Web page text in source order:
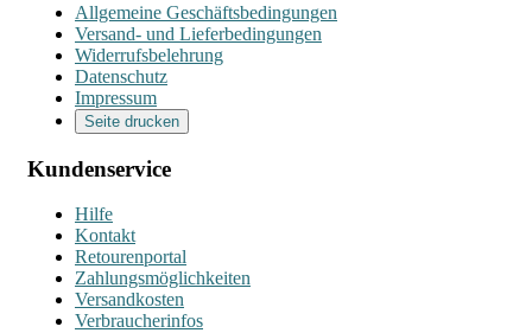
Allgemeine Geschäftsbedingungen
Versand- und Lieferbedingungen
Widerrufsbelehrung
Datenschutz
Impressum
Seite drucken
Kundenservice
Hilfe
Kontakt
Retourenportal
Zahlungsmöglichkeiten
Versandkosten
Verbraucherinfos